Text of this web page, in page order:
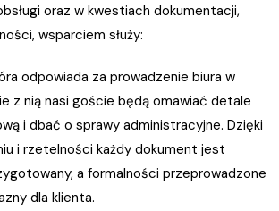
oraz w kwestiach dokumentacji,
wsparciem służy:
odpowiada za prowadzenie biura w
z nią nasi goście będą omawiać detale
i dbać o sprawy administracyjne. Dzięki
i rzetelności każdy dokument jest
a formalności przeprowadzone
dla klienta.